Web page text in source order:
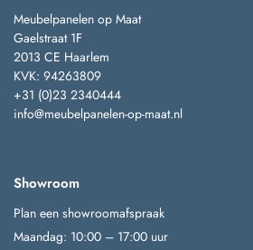
Meubelpanelen op Maat
Gaelstraat 1F
2013 CE Haarlem
KVK: 94263809
+31 (0)23 2340444
info@meubelpanelen-op-maat.nl
Showroom
Plan een showroomafspraak
Maandag: 10:00 – 17:00 uur